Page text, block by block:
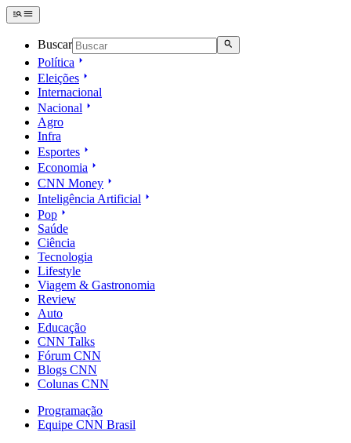
Buscar
Política
Eleições
Internacional
Nacional
Agro
Infra
Esportes
Economia
CNN Money
Inteligência Artificial
Pop
Saúde
Ciência
Tecnologia
Lifestyle
Viagem & Gastronomia
Review
Auto
Educação
CNN Talks
Fórum CNN
Blogs CNN
Colunas CNN
Programação
Equipe CNN Brasil